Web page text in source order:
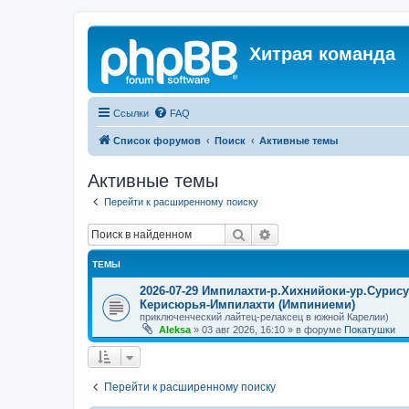
Хитрая команда
Ссылки FAQ
Список форумов Поиск Активные темы
Активные темы
Перейти к расширенному поиску
Поиск
ТЕМЫ
2026-07-29 Импилахти-р.Хихнийоки-
Керисюрья-Импилахти (Импиниеми)
приключенческий лайтец-релаксец в южной Карелии)
Aleksa » 03 авг 2026, 16:10 » в форуме Покатушки
Перейти к расширенному поиску